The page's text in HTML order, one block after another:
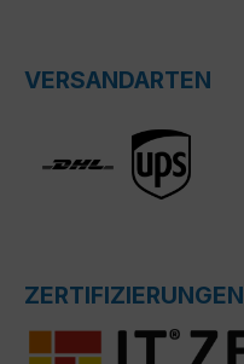
VERSANDARTEN
ZERTIFIZIERUNGEN